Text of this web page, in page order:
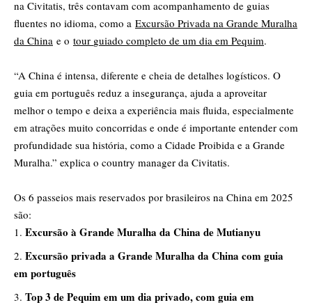
na Civitatis, três contavam com acompanhamento de guias
fluentes no idioma, como a Excursão Privada na Grande Muralha
da China e o tour guiado completo de um dia em Pequim.
“A China é intensa, diferente e cheia de detalhes logísticos. O
guia em português reduz a insegurança, ajuda a aproveitar
melhor o tempo e deixa a experiência mais fluida, especialmente
em atrações muito concorridas e onde é importante entender com
profundidade sua história, como a Cidade Proibida e a Grande
Muralha.” explica o country manager da Civitatis.
Os 6 passeios mais reservados por brasileiros na China em 2025
são:
Excursão à Grande Muralha da China de Mutianyu
Excursão privada a Grande Muralha da China com guia
em português
Top 3 de Pequim em um dia privado, com guia em